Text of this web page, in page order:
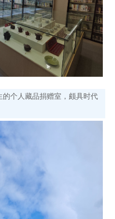
个人藏品捐赠室，颇具时代